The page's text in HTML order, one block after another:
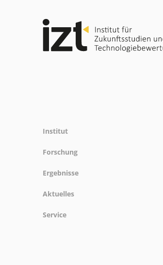
Institut
Gremien
Geschichte
Forschung
Referenz
Ergebnisse
Aktuelles
Service